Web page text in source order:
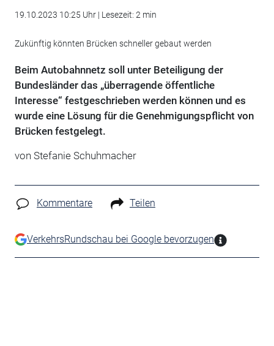
19.10.2023 10:25 Uhr | Lesezeit: 2 min
Zukünftig könnten Brücken schneller gebaut werden
Beim Autobahnnetz soll unter Beteiligung der
Bundesländer das „überragende öffentliche
Interesse“ festgeschrieben werden können und es
wurde eine Lösung für die Genehmigungspflicht von
Brücken festgelegt.
von Stefanie Schuhmacher
Kommentare Teilen
VerkehrsRundschau bei Google bevorzugen